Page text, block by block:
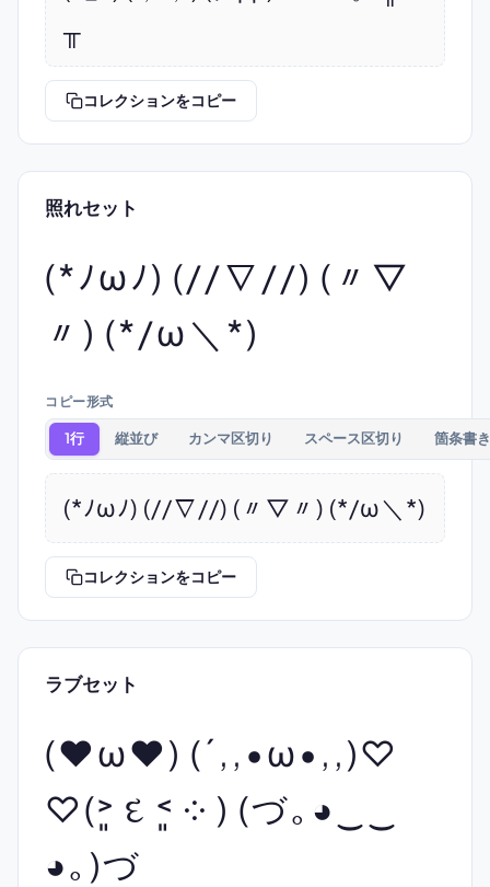
╥
コレクションをコピー
照れセット
(*ﾉωﾉ) (//∇//) (〃▽
〃) (*/ω＼*)
コピー形式
1行 縦並び カンマ区切り スペース区切り 箇条書き
(*ﾉωﾉ) (//∇//) (〃▽〃) (*/ω＼*)
コレクションをコピー
ラブセット
(♥ω♥) (´,,•ω•,,)♡
♡(˃͈ દ ˂͈ ༶ ) (づ｡◕‿‿
◕｡)づ